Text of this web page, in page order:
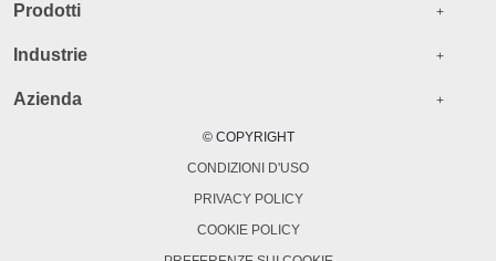
Prodotti +
Industrie +
Azienda +
© COPYRIGHT
CONDIZIONI D'USO
PRIVACY POLICY
COOKIE POLICY